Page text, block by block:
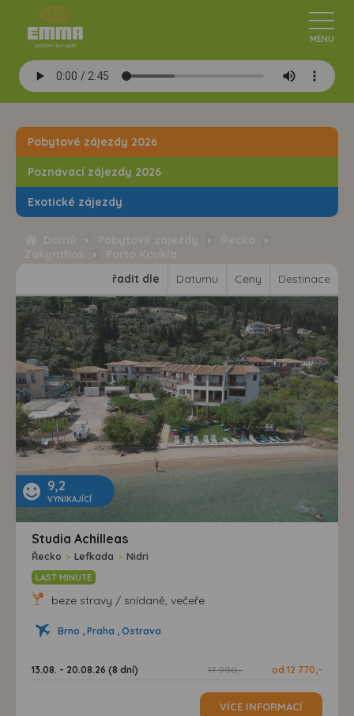
Pobytové zájezdy 2026
Poznávací zájezdy 2026
Exotické zájezdy
řadit dle
Datumu Ceny Destinace
9,2
VYNIKAJÍCÍ
Studia Achilleas
Řecko > Lefkada > Nidri
LAST MINUTE
beze stravy / snídaně, večeře
Brno , Praha , Ostrava
13.08. - 20.08.26 (8 dní) 17 990,- od 12 770,-
VÍCE INFORMACÍ